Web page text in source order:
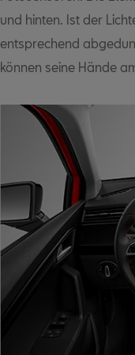
und hinten. Ist der
entsprechend
können seine Hände